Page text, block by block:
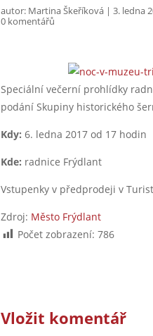
autor: Martina Škeříková |3. ledna
0 komentářů
Speciální večerní prohlídky
podání Skupiny historického
Kdy: 6. ledna 2017 od 17 hodin
Kde: radnice Frýdlant
Vstupenky v předprodeji v
Zdroj: Město Frýdlant
Počet zobrazení: 786
Vložit komentář